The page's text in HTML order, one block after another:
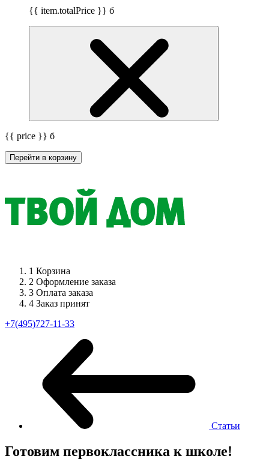
{{ item.totalPrice }} б
{{ price }} б
Перейти в корзину
1 Корзина
2 Оформление заказа
3 Оплата заказа
4 Заказ принят
+7(495)727-11-33
Статьи
Готовим первоклассника к школе!